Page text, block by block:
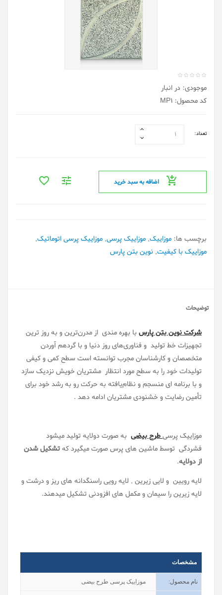
موجودی: در انبار
کد محصول: MP1
تعداد:
اضافه به سبد خرید
برچسب ها: موزاییک, موزاییک پرسی, موزاییک پرسی اتوماتیک,
موزاییک با کیفیت, نوین بتن پارس
توضیحات
شرکتنوین بتن پارس با بهره مندی از مدرن‌ترین و به روز ترین
تجهیزات خط تولید و فناوری‌های روز دنیا و با گردهم آوردن
متخصصان و کارشناسان مجرب توانسته است سطح کمی و کیفی
تولیدات خود را به سطح مورد انتظار مشتریان خویش نزدیک سازد
و با برنامه ای منسجم و نظام‌یافته به حرکت رو به رشد خود برای
تأمین رضایت و خشنودی مشتریان ادامه دهد .
موزاییک پرسیطرح بیضی به صورت دولایه تولید میشود
فشردگی توسط ماشین های پرس صورت میگیرد کهتشکیل شدن
از دولایه.
لایه رویین و لایی زیرین , لایه رویی راسنگدانه های ریز و درشت و
لایه زیرین را سیمان و مکمل های افزودنی تشکیل میدهند.
مشخصات
نام محصول: موزاییک پرسی طرح بیضی